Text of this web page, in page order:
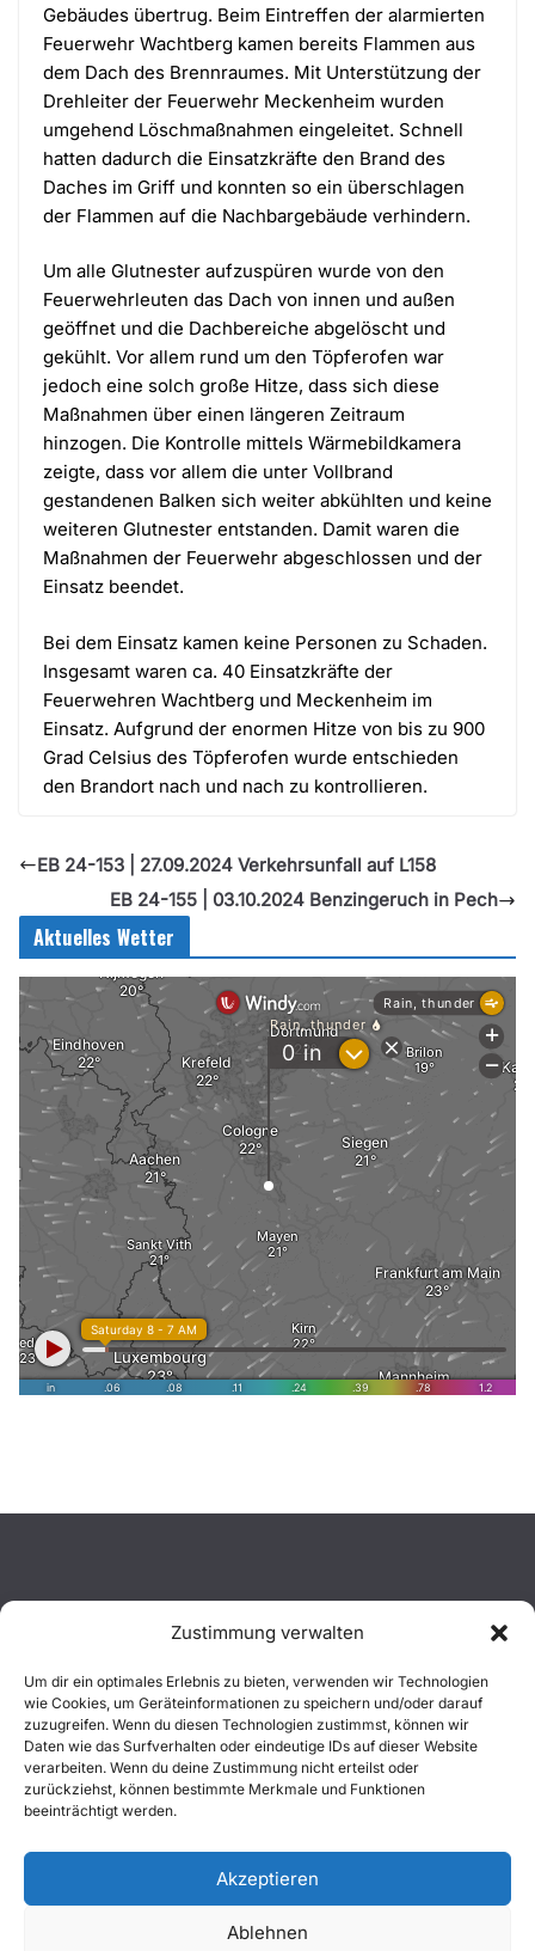
Zustimmung verwalten
Um dir ein optimales Erlebnis zu bieten, verwenden wir Technologien
wie Cookies, um Geräteinformationen zu speichern und/oder darauf
zuzugreifen. Wenn du diesen Technologien zustimmst, können wir
Daten wie das Surfverhalten oder eindeutige IDs auf dieser Website
verarbeiten. Wenn du deine Zustimmung nicht erteilst oder
zurückziehst, können bestimmte Merkmale und Funktionen
beeinträchtigt werden.
Akzeptieren
Ablehnen
Gebäudes übertrug. Beim Eintreffen der alarmierten
Feuerwehr Wachtberg kamen bereits Flammen aus
dem Dach des Brennraumes. Mit Unterstützung der
Drehleiter der Feuerwehr Meckenheim wurden
umgehend Löschmaßnahmen eingeleitet. Schnell
hatten dadurch die Einsatzkräfte den Brand des
Daches im Griff und konnten so ein überschlagen
der Flammen auf die Nachbargebäude verhindern.
Um alle Glutnester aufzuspüren wurde von den
Feuerwehrleuten das Dach von innen und außen
geöffnet und die Dachbereiche abgelöscht und
gekühlt. Vor allem rund um den Töpferofen war
jedoch eine solch große Hitze, dass sich diese
Maßnahmen über einen längeren Zeitraum
hinzogen. Die Kontrolle mittels Wärmebildkamera
zeigte, dass vor allem die unter Vollbrand
gestandenen Balken sich weiter abkühlten und keine
weiteren Glutnester entstanden. Damit waren die
Maßnahmen der Feuerwehr abgeschlossen und der
Einsatz beendet.
Bei dem Einsatz kamen keine Personen zu Schaden.
Insgesamt waren ca. 40 Einsatzkräfte der
Feuerwehren Wachtberg und Meckenheim im
Einsatz. Aufgrund der enormen Hitze von bis zu 900
Grad Celsius des Töpferofen wurde entschieden
den Brandort nach und nach zu kontrollieren.
EB 24-153 | 27.09.2024 Verkehrsunfall auf L158
EB 24-155 | 03.10.2024 Benzingeruch in Pech
Aktuelles Wetter
Aktuelles
Einsätze
Unsere Jugend
Mitglied werden